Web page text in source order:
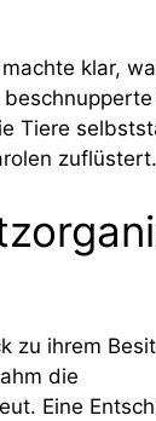
klar,
Tiere
zuflüstert.
zu ihrem
die
Eine